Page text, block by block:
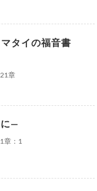
タイの福音書
章
—
章：1